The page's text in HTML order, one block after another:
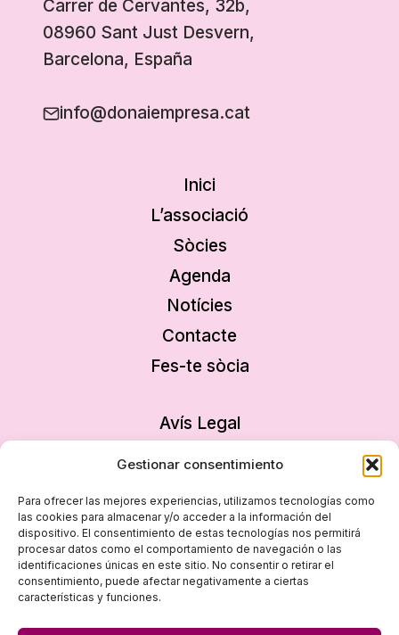
Gestionar consentimiento
Para ofrecer las mejores experiencias, utilizamos tecnologías como
las cookies para almacenar y/o acceder a la información del
dispositivo. El consentimiento de estas tecnologías nos permitirá
procesar datos como el comportamiento de navegación o las
identificaciones únicas en este sitio. No consentir o retirar el
consentimiento, puede afectar negativamente a ciertas
características y funciones.
Carrer de Cervantes, 32b,
08960 Sant Just Desvern,
Barcelona, España
info@donaiempresa.cat
Inici
L’associació
Sòcies
Agenda
Notícies
Contacte
Fes-te sòcia
Avís Legal
Declaració d’accessibilitat
Mapa del lloc